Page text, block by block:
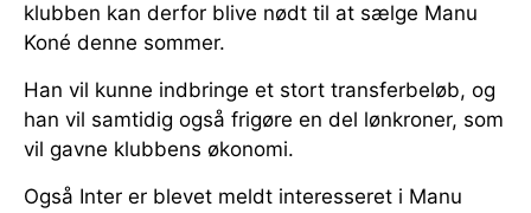
klubben kan derfor blive nødt til at sælge Manu
Koné denne sommer.
Han vil kunne indbringe et stort transferbeløb, og
han vil samtidig også frigøre en del lønkroner, som
vil gavne klubbens økonomi.
Også Inter er blevet meldt interesseret i Manu